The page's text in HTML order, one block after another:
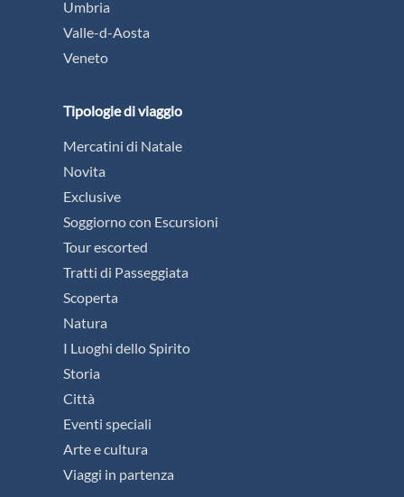
Umbria
Valle-d-Aosta
Veneto
Tipologie di viaggio
Mercatini di Natale
Novita
Exclusive
Soggiorno con Escursioni
Tour escorted
Tratti di Passeggiata
Scoperta
Natura
I Luoghi dello Spirito
Storia
Città
Eventi speciali
Arte e cultura
Viaggi in partenza